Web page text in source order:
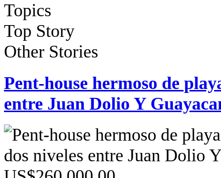
Topics
Top Story
Other Stories
Pent-house hermoso de
entre Juan Dolio Y